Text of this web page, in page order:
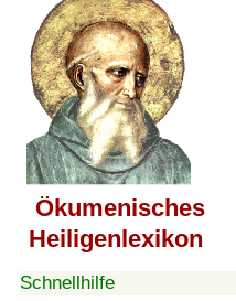
Ökumenisches
Heiligenlexikon
Schnellhilfe